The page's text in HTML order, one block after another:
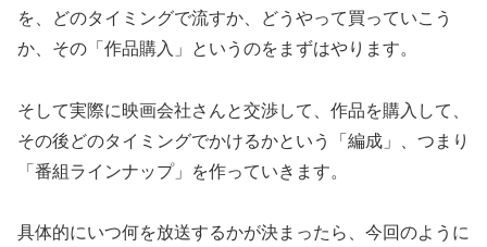
を、どのタイミングで流すか、どうやって買っていこう
か、その「作品購入」というのをまずはやります。
そして実際に映画会社さんと交渉して、作品を購入して、
その後どのタイミングでかけるかという「編成」、つまり
「番組ラインナップ」を作っていきます。
具体的にいつ何を放送するかが決まったら、今回のように